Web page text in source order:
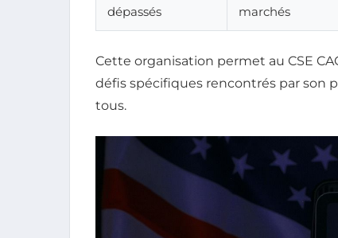
dépassés
marchés
Cette organisation permet au CSE
défis spécifiques rencontrés par son
tous.